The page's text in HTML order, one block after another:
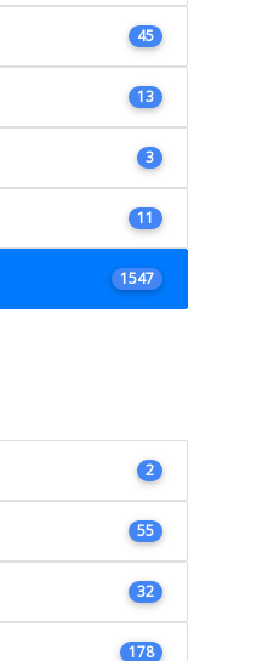
45
13
3
11
1547
2
55
32
178